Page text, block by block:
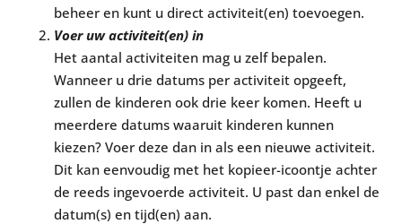
beheer en kunt u direct activiteit(en) toevoegen.
Voer uw activiteit(en) in
Het aantal activiteiten mag u zelf bepalen.
Wanneer u drie datums per activiteit opgeeft,
zullen de kinderen ook drie keer komen. Heeft u
meerdere datums waaruit kinderen kunnen
kiezen? Voer deze dan in als een nieuwe activiteit.
Dit kan eenvoudig met het kopieer-icoontje achter
de reeds ingevoerde activiteit. U past dan enkel de
datum(s) en tijd(en) aan.